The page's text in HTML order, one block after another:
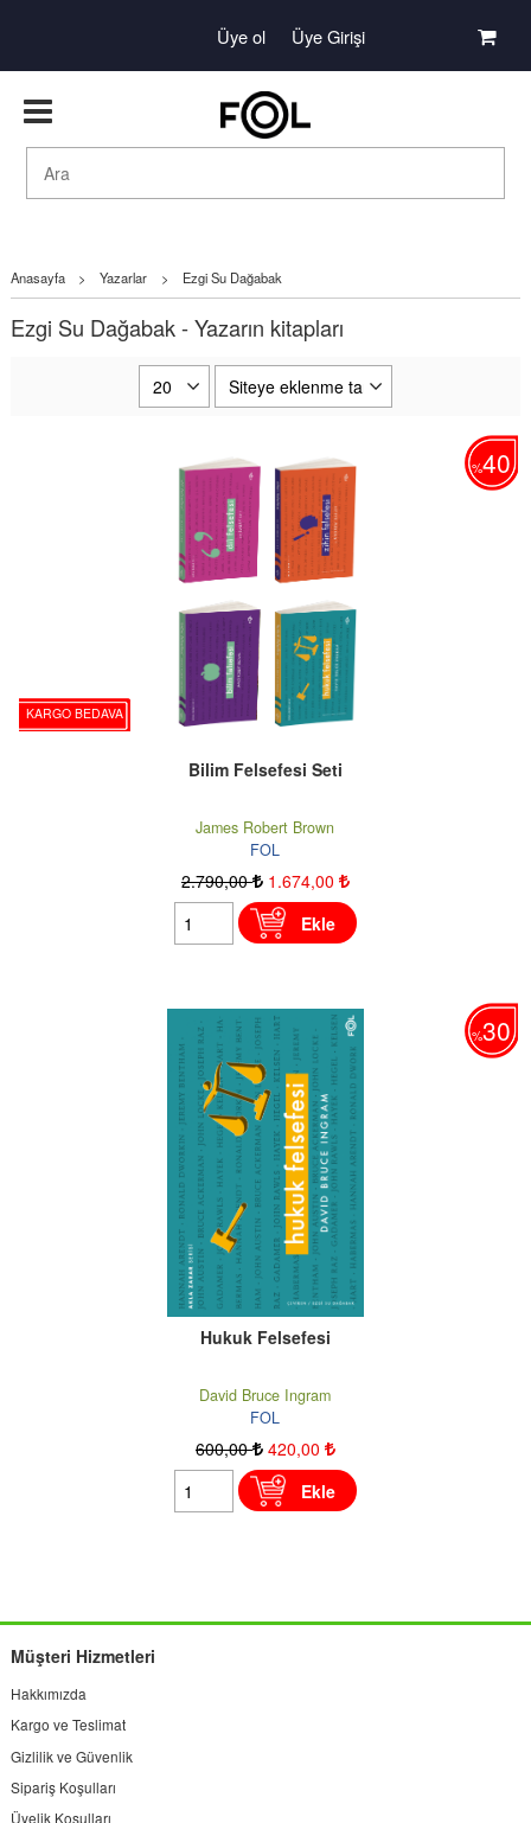
Üye ol Üye Girişi
Anasayfa > Yazarlar > Ezgi Su Dağabak
Ezgi Su Dağabak - Yazarın kitapları
%40
KARGO BEDAVA
Bilim Felsefesi Seti
James Robert Brown
FOL
2.790,00 1.674,00
Ekle
%30
Hukuk Felsefesi
David Bruce Ingram
FOL
600,00 420,00
Ekle
Müşteri Hizmetleri
Hakkımızda
Kargo ve Teslimat
Gizlilik ve Güvenlik
Sipariş Koşulları
Üyelik Koşulları